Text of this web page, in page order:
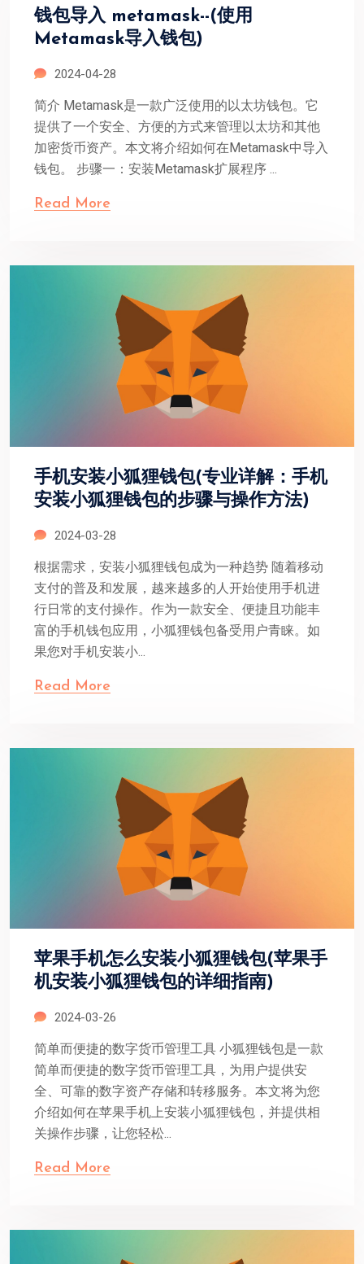
钱包导入 metamask--(使用
Metamask导入钱包)
2024-04-28
简介 Metamask是一款广泛使用的以太坊钱包。它
提供了一个安全、方便的方式来管理以太坊和其他
加密货币资产。本文将介绍如何在Metamask中导入
钱包。 步骤一：安装Metamask扩展程序 ...
Read More
手机安装小狐狸钱包(专业详解：手机
安装小狐狸钱包的步骤与操作方法)
2024-03-28
根据需求，安装小狐狸钱包成为一种趋势 随着移动
支付的普及和发展，越来越多的人开始使用手机进
行日常的支付操作。作为一款安全、便捷且功能丰
富的手机钱包应用，小狐狸钱包备受用户青睐。如
果您对手机安装小...
Read More
苹果手机怎么安装小狐狸钱包(苹果手
机安装小狐狸钱包的详细指南)
2024-03-26
简单而便捷的数字货币管理工具 小狐狸钱包是一款
简单而便捷的数字货币管理工具，为用户提供安
全、可靠的数字资产存储和转移服务。本文将为您
介绍如何在苹果手机上安装小狐狸钱包，并提供相
关操作步骤，让您轻松...
Read More